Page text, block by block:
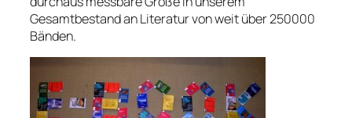
Gesamtbestand an Literatur von weit über 250000
Bänden.